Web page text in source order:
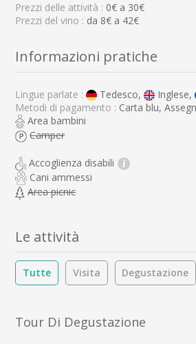
Prezzi delle attività : 0€ a 30€
Prezzi del vino : da 8€ a 42€
Informazioni pratiche
Lingue parlate : Tedesco, Inglese,
Metodi di pagamento : Carta blu,
Area bambini
Camper
Accoglienza disabili i
Cani ammessi
Area picnic
Le attività
Tutte Visita Degustazione
Tour Di Degustazione